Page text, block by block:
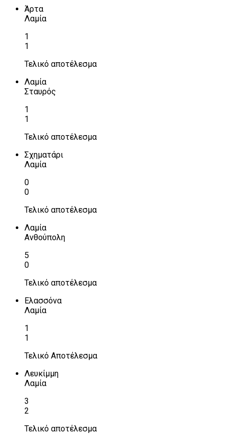
Άρτα
Λαμία
1
1
Τελικό αποτέλεσμα
Λαμία
Σταυρός
1
1
Τελικό αποτέλεσμα
Σχηματάρι
Λαμία
0
0
Τελικό αποτέλεσμα
Λαμία
Ανθούπολη
5
0
Τελικό αποτέλεσμα
Ελασσόνα
Λαμία
1
1
Τελικό Αποτέλεσμα
Λευκίμμη
Λαμία
3
2
Τελικό αποτέλεσμα